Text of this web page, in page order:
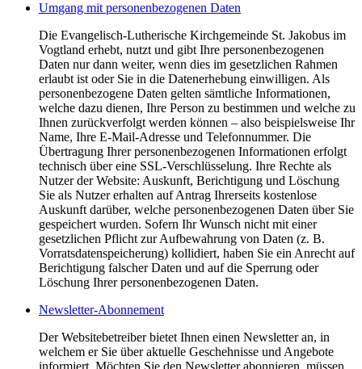
Umgang mit personenbezogenen Daten
Die Evangelisch-Lutherische Kirchgemeinde St. Jakobus im
Vogtland erhebt, nutzt und gibt Ihre personenbezogenen
Daten nur dann weiter, wenn dies im gesetzlichen Rahmen
erlaubt ist oder Sie in die Datenerhebung einwilligen. Als
personenbezogene Daten gelten sämtliche Informationen,
welche dazu dienen, Ihre Person zu bestimmen und welche zu
Ihnen zurückverfolgt werden können – also beispielsweise Ihr
Name, Ihre E-Mail-Adresse und Telefonnummer. Die
Übertragung Ihrer personenbezogenen Informationen erfolgt
technisch über eine SSL-Verschlüsselung. Ihre Rechte als
Nutzer der Website: Auskunft, Berichtigung und Löschung
Sie als Nutzer erhalten auf Antrag Ihrerseits kostenlose
Auskunft darüber, welche personenbezogenen Daten über Sie
gespeichert wurden. Sofern Ihr Wunsch nicht mit einer
gesetzlichen Pflicht zur Aufbewahrung von Daten (z. B.
Vorratsdatenspeicherung) kollidiert, haben Sie ein Anrecht auf
Berichtigung falscher Daten und auf die Sperrung oder
Löschung Ihrer personenbezogenen Daten.
Newsletter-Abonnement
Der Websitebetreiber bietet Ihnen einen Newsletter an, in
welchem er Sie über aktuelle Geschehnisse und Angebote